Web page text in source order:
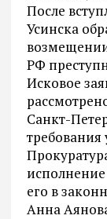
После
Усинска
РФ
Исковое
Санкт-
его в
Анна